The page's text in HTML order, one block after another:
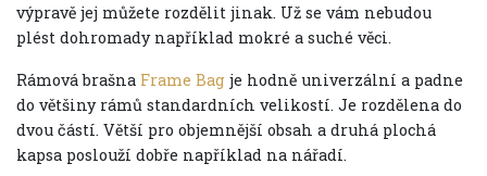
výpravě jej můžete rozdělit jinak. Už se vám nebudou
plést dohromady například mokré a suché věci.
Rámová brašna Frame Bag je hodně univerzální a padne
do většiny rámů standardních velikostí. Je rozdělena do
dvou částí. Větší pro objemnější obsah a druhá plochá
kapsa poslouží dobře například na nářadí.